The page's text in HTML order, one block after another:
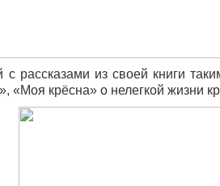
рассказами из своей книги
«Моя крёсна» о нелегкой жизни